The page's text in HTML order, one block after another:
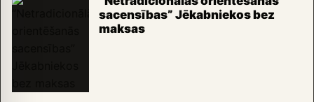
sacensības” Jēkabniekos bez
maksas